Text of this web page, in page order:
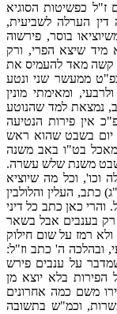
כפשיטות הסוגיא
דין הערלה לשביעית,
בוסר, פירשוה
מיד שיצא הפרי, ורק
קשה מאד להעמיס את
ממעשר שני ונטע
ומאימתי מונין
נמצאת למד שהנוטע
אין פירות הנטיעה
יום בשבט שהוא ראש
מאכל בט"ו באב משנה
משנת שלש עשרה.
וכו', וכל מה שיוציא
כתב, העלין והלולבין
והרי כאן כתב כל דיני
רק בענבים אבל בשאר
רמז על שום חילוק
ובהלכה ה' כתב וז"ל:
על ענבים פירש
בלא יוצא מן
משם כמה אחרונים
וכמ"ש בתשובה